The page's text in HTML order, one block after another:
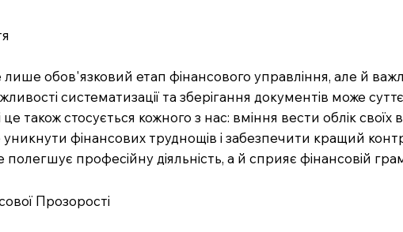
обов'язковий етап фінансового управління, але й
систематизації та зберігання документів може
також стосується кожного з нас: вміння вести облік своїх
фінансових труднощів і забезпечити кращий
професійну діяльність, а й сприяє фінансовій
Прозорості